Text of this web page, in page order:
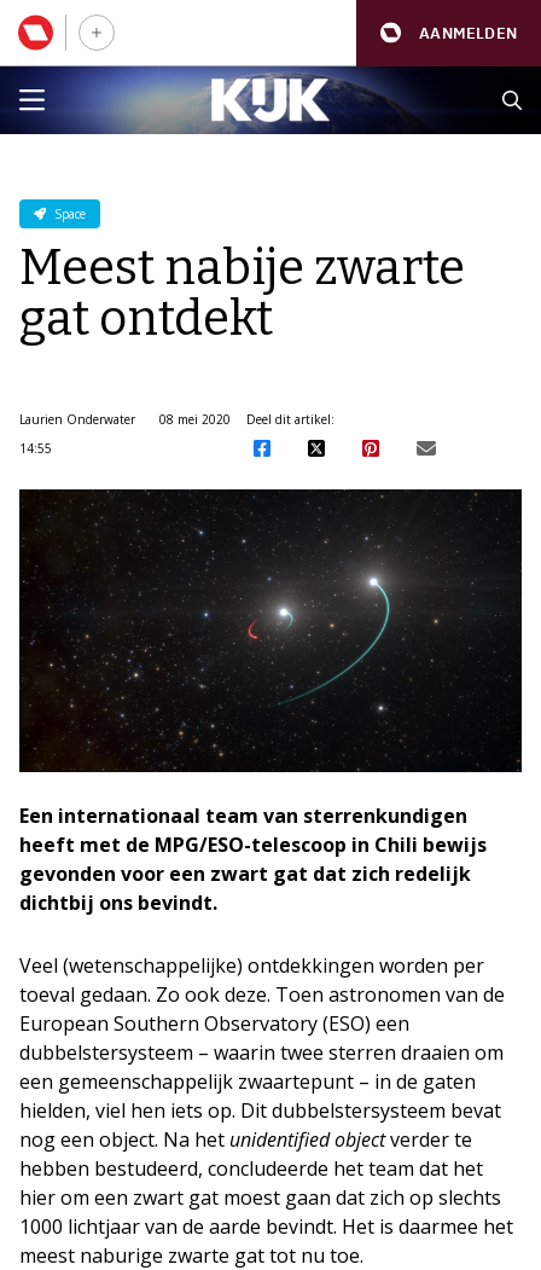
AANMELDEN
Space
Meest nabije zwarte
gat ontdekt
Laurien Onderwater
08 mei 2020
14:55
Deel dit artikel:
Een internationaal team van sterrenkundigen
heeft met de MPG/ESO-telescoop in Chili bewijs
gevonden voor een zwart gat dat zich redelijk
dichtbij ons bevindt.
Veel (wetenschappelijke) ontdekkingen worden per
toeval gedaan. Zo ook deze. Toen astronomen van de
European Southern Observatory (ESO) een
dubbelstersysteem – waarin twee sterren draaien om
een gemeenschappelijk zwaartepunt – in de gaten
hielden, viel hen iets op. Dit dubbelstersysteem bevat
nog een object. Na het unidentified objectverder te
hebben bestudeerd, concludeerde het team dat het
hier om een zwart gat moest gaan dat zich op slechts
1000 lichtjaar van de aarde bevindt. Het is daarmee het
meest naburige zwarte gat tot nu toe.